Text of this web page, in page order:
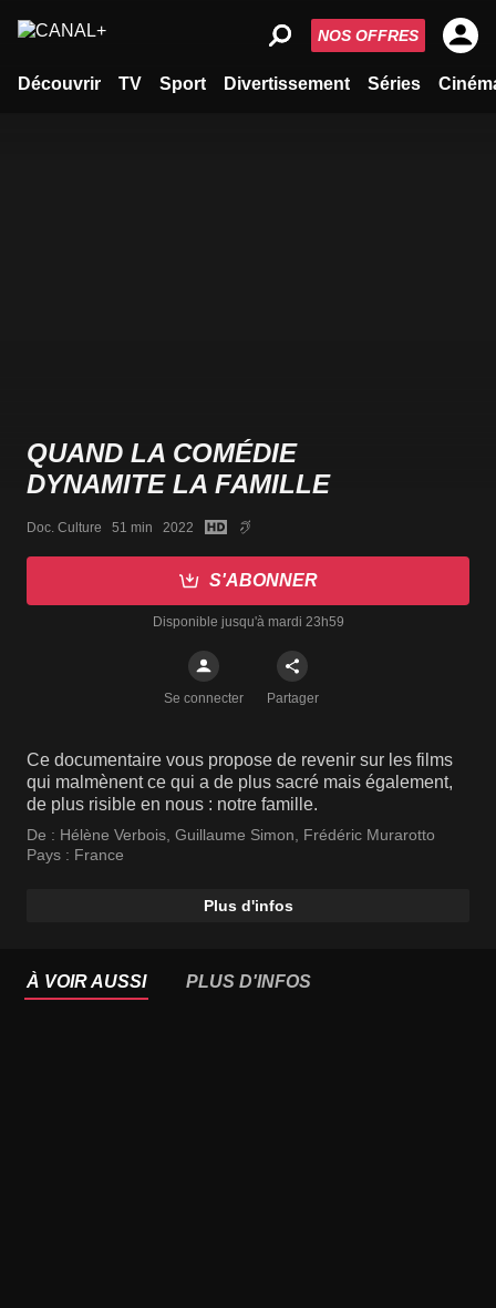
Découvrir TV Sport Divertissement Séries
NOS OFFRES
QUAND LA COMÉDIE
DYNAMITE LA FAMILLE
Doc. Culture   51 min   2022
S'ABONNER
Disponible jusqu'à mardi 23h59
Se connecter Partager
Ce documentaire vous propose de revenir sur les films
qui malmènent ce qui a de plus sacré mais également,
de plus risible en nous : notre famille.
De : Hélène Verbois Guillaume Simon
Frédéric Murarotto
Pays : France
Plus d'infos
À VOIR AUSSI PLUS D'INFOS